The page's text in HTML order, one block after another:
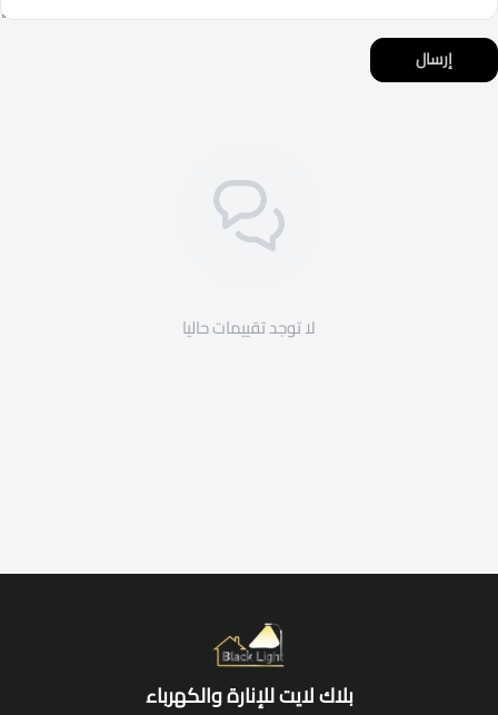
إرسال
لا توجد تقييمات حاليا
بلاك لايت للإنارة والكهرباء